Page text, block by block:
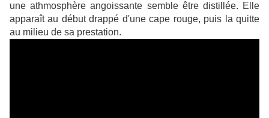
une athmosphère angoissante semble être distillée. Elle
apparaît au début drappé d'une cape rouge, puis la quitte
au milieu de sa prestation.